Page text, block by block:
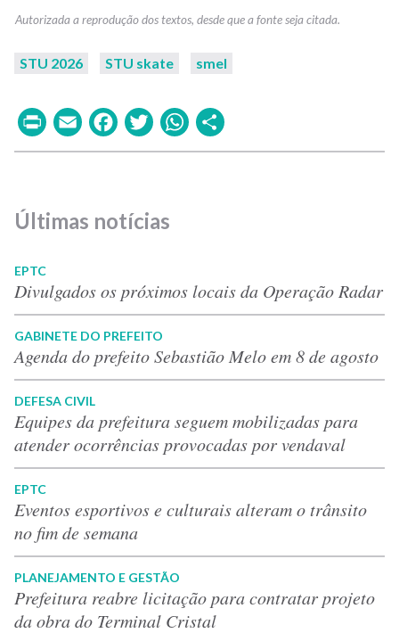
STU 2026 STU skate smel
PrintEmailFacebook
TwitterWhatsApp
Últimas notícias
EPTC
Divulgados os próximos locais da Operação Radar
GABINETE DO PREFEITO
Agenda do prefeito Sebastião Melo em 8 de agosto
DEFESA CIVIL
Equipes da prefeitura seguem mobilizadas para
atender ocorrências provocadas por vendaval
EPTC
Eventos esportivos e culturais alteram o trânsito
no fim de semana
PLANEJAMENTO E GESTÃO
Prefeitura reabre licitação para contratar projeto
da obra do Terminal Cristal